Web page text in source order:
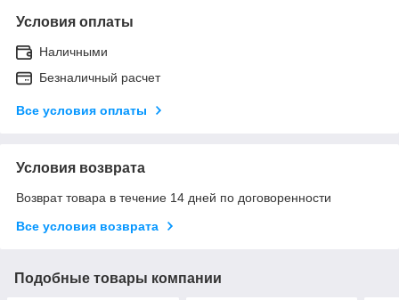
Условия оплаты
Наличными
Безналичный расчет
Все условия оплаты
Условия возврата
Возврат товара в течение 14 дней по договоренности
Все условия возврата
Подобные товары компании